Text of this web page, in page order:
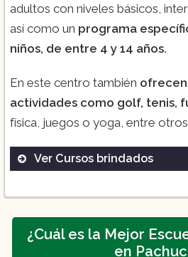
adultos con niveles básicos,
así como un programa
niños, de entre 4 y 14 años.
En este centro también
actividades como golf, tenis,
física, juegos o yoga, entre
Ver Cursos brindados
¿Cuál es la Mejor
en